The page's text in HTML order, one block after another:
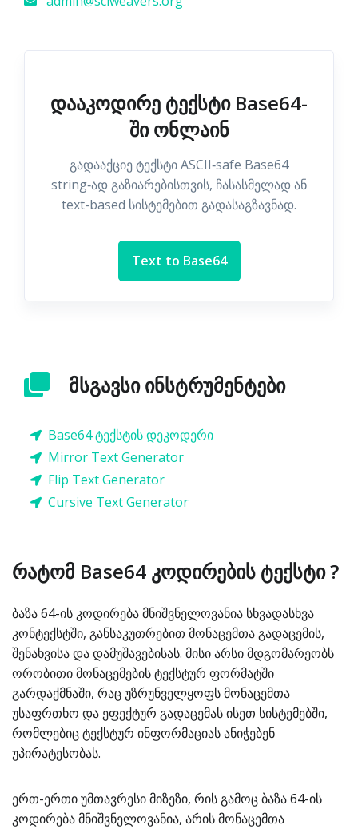
დააკოდირე ტექსტი Base64-
ში ონლაინ
გადააქციე ტექსტი ASCII‑safe Base64
string‑ად გაზიარებისთვის, ჩასასმელად ან
text-based სისტემებით გადასაგზავნად.
Text to Base64
მსგავსი ინსტრუმენტები
Base64 ტექსტის დეკოდერი
Mirror Text Generator
Flip Text Generator
Cursive Text Generator
რატომ Base64 კოდირების ტექსტი ?
ბაზა 64-ის კოდირება მნიშვნელოვანია სხვადასხვა
კონტექსტში, განსაკუთრებით მონაცემთა გადაცემის,
შენახვისა და დამუშავებისას. მისი არსი მდგომარეობს
ორობითი მონაცემების ტექსტურ ფორმატში
გარდაქმნაში, რაც უზრუნველყოფს მონაცემთა
უსაფრთხო და ეფექტურ გადაცემას ისეთ სისტემებში,
რომლებიც ტექსტურ ინფორმაციას ანიჭებენ
უპირატესობას.
ერთ-ერთი უმთავრესი მიზეზი, რის გამოც ბაზა 64-ის
კოდირება მნიშვნელოვანია, არის მონაცემთა